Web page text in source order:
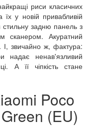
риси класичних
у новій привабливій
задню панель з
сканером. Акуратний
І, звичайно ж, фактура:
надає ненав'язливий
А її чіпкість стане
Poco
(EU)